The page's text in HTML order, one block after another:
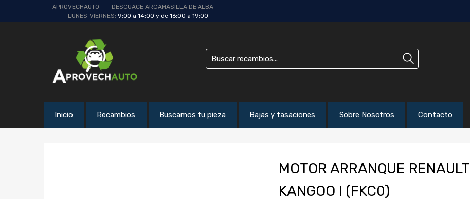
APROVECHAUTO --- DESGUACE ARGAMASILLA DE ALBA ---
LUNES-VIERNES: 9:00 a 14:00 y de 16:00 a 19:00
Inicio Recambios Buscamos tu pieza Bajas y tasaciones Sobre Nosotros Contacto
MOTOR ARRANQUE RENAULT
KANGOO I (FKC0)